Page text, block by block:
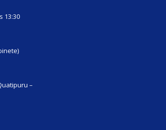
13:30
–